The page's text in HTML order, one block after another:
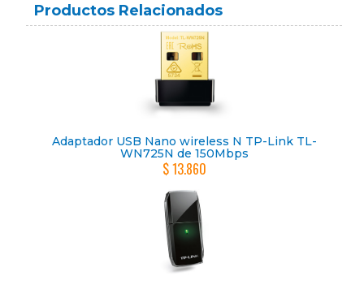
Productos Relacionados
Adaptador USB Nano wireless N TP-Link TL-
WN725N de 150Mbps
$ 13.860